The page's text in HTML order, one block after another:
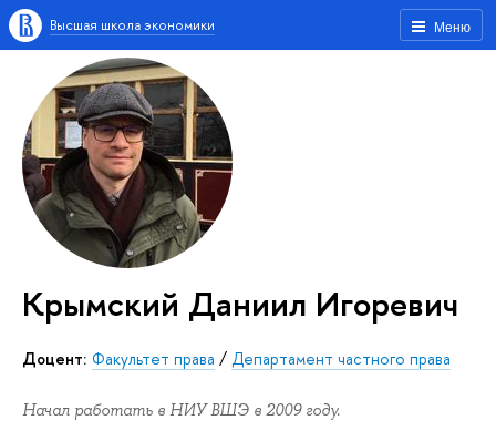
Меню
Высшая школа экономики
Крымский Даниил Игоревич
доцент: Факультет права / Департамент частного права
Начал работать в НИУ ВШЭ в 2009 году.